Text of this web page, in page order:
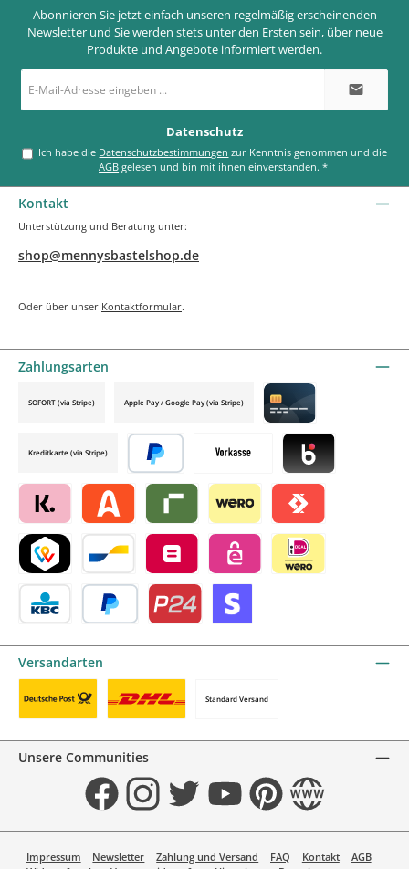
Abonnieren Sie jetzt einfach unseren regelmäßig erscheinenden
Newsletter und Sie werden stets unter den Ersten sein, über neue
Produkte und Angebote informiert werden.
Mail-
*
Datenschutz
Ich habe die Datenschutzbestimmungen
AGB gelesen und bin mit ihnen einverstanden.*
Kontakt
Unterstützung und Beratung unter:
shop@mennysbastelshop.de
Oder über unser Kontaktformular.
Zahlungsarten
Vorkasse Blik by mollie
Klarna by mollieAlma by mollieRiverty by mollie
Wero Satispay by mollie
TWINT by mollieBancontact by mollie
Belfius by mollieeps by mollie
SOFORT (via Stripe) Apple Pay / Google Pay (via Stripe)
Credit card by mollie
Kreditkarte (via Stripe)
Später bezahlen
Versandarten
Standard Versand
Unsere Communities
FacebookInstagramTwitter YouTubePinterestWebsite
Impressum Newsletter Zahlung und Versand FAQ Kontakt
AGB